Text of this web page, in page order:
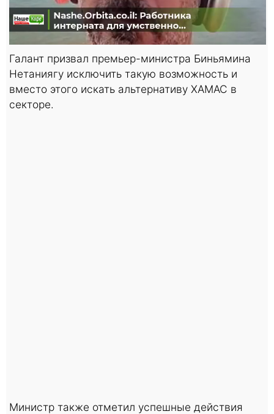
Галант призвал премьер-министра Биньямина
Нетаниягу исключить такую возможность и
вместо этого искать альтернативу ХАМАС в
секторе.
Министр также отметил успешные действия